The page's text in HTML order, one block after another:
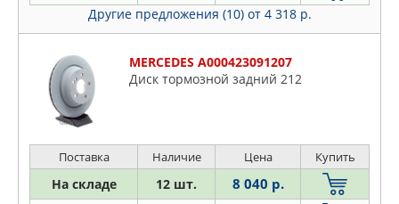
Другие предложения (10) от 4 318 р.
MERCEDES A000423091207
Диск тормозной задний 212
Поставка Наличие Цена Купить
На складе 12 шт. 8 040 р.